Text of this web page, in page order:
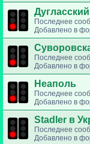
Последнее
Добавлено в
Последнее
Добавлено в
Неаполь
Последнее
Добавлено в
Stadler в
Последнее
Добавлено в